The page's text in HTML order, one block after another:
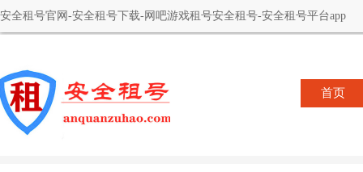
安全租号官网-安全租号下载-网吧游戏租号安全租号-安全租号平台app
首页